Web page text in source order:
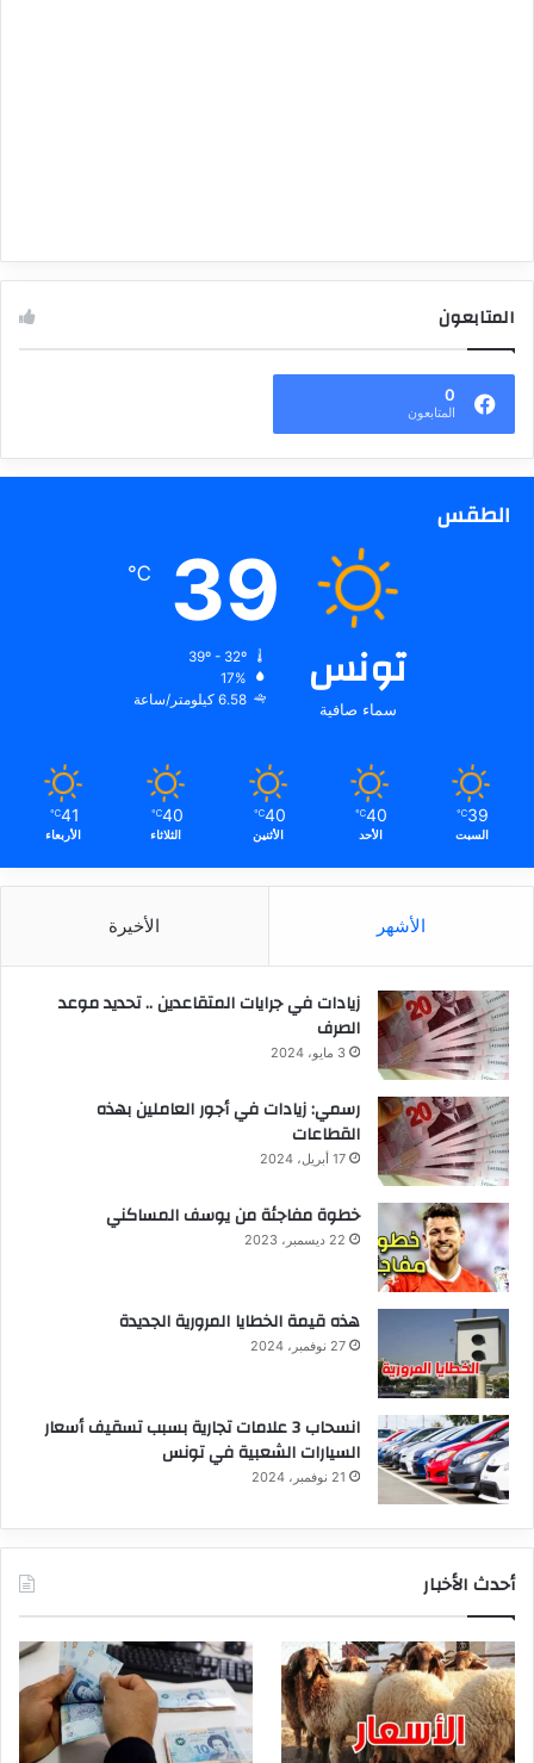
المتابعون
0
المتابعون
الطقس
تونس
سماء صافية
39
℃
17%
6.58 كيلومتر/ساعة
39
℃
السبت
40
℃
الأحد
40
℃
الأثنين
40
℃
الثلاثاء
41
℃
الأربعاء
الأشهر الأخيرة
زيادات في جرايات المتقاعدين .. تحديد موعد
الصرف
3 مايو، 2024
رسمي: زيادات في أجور العاملين بهذه
القطاعات
17 أبريل، 2024
خطوة مفاجئة من يوسف المساكني
22 ديسمبر، 2023
هذه قيمة الخطايا المرورية الجديدة
27 نوفمبر، 2024
انسحاب 3 علامات تجارية بسبب تسقيف أسعار
السيارات الشعبية في تونس
21 نوفمبر، 2024
أحدث الأخبار